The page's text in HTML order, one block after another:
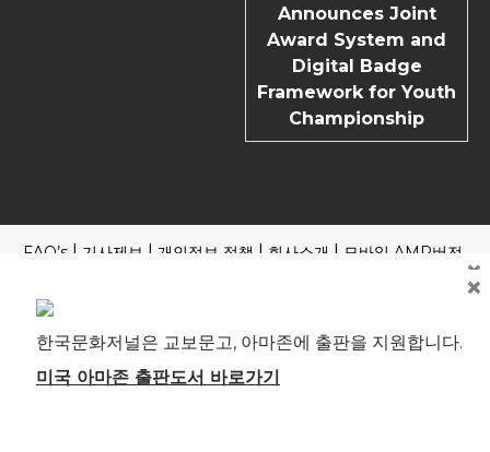
Announces Joint
Award System and
Digital Badge
Framework for Youth
Championship
FAQ’s 기사제보 개인정보 정책 회사소개 모바일 AMP버전
제호: 한국문화저널 등록번호: 부산, 아00245 부산시 중구 중구
로 61 4F 전관 편집인(청소년보호책임자): 송기송 대표전화: 051
241-1323 ※본지는 신문윤리강령 및 실천요강을 준수합니다. 모
×
한국문화저널은 교보문고, 아마존에 출판을 지원합니다.
미국 아마존 출판도서 바로가기
×